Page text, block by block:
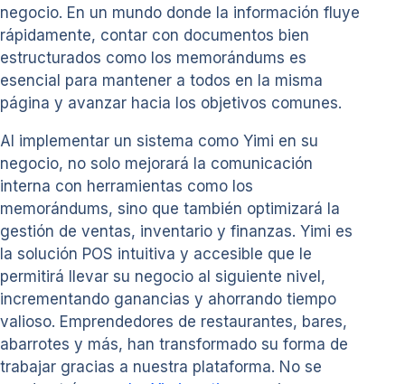
negocio. En un mundo donde la información fluye
rápidamente, contar con documentos bien
estructurados como los memorándums es
esencial para mantener a todos en la misma
página y avanzar hacia los objetivos comunes.
Al implementar un sistema como Yimi en su
negocio, no solo mejorará la comunicación
interna con herramientas como los
memorándums, sino que también optimizará la
gestión de ventas, inventario y finanzas. Yimi es
la solución POS intuitiva y accesible que le
permitirá llevar su negocio al siguiente nivel,
incrementando ganancias y ahorrando tiempo
valioso. Emprendedores de restaurantes, bares,
abarrotes y más, han transformado su forma de
trabajar gracias a nuestra plataforma. No se